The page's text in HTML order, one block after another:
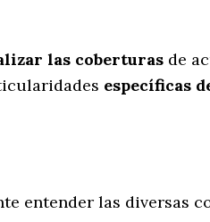
las coberturas de
específicas
entender las diversas